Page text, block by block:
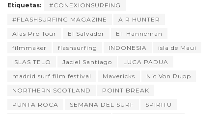
Etiquetas:
#CONEXIONSURFING
#FLASHSURFING MAGAZINE
AIR HUNTER
Alas Pro Tour
El Salvador
Eli Hanneman
filmmaker
flashsurfing INDONESIA
isla de Maui
ISLAS TELO
Jaciel Santiago
LUCA PADUA
madrid surf film festival
Mavericks
Nic Von Rupp
NORTHERN SCOTLAND
POINT BREAK
PUNTA ROCA
SEMANA DEL SURF
SPIRITU